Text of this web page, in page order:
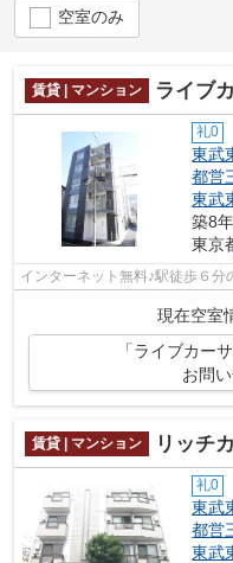
空室のみ
賃貸 | マンション ライブ
礼0
東武
都営
東武
築8年
東京
インターネット無料♪駅徒歩６
現在空室
「ライブカー
お問
賃貸 | マンション リッチ
礼0
東武
都営
東武